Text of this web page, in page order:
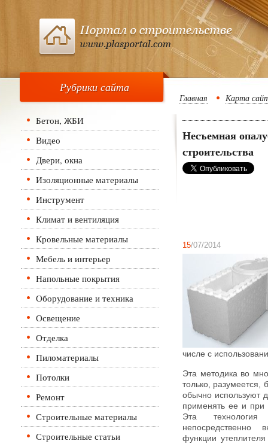
Рубрики сайта
Бетон, ЖБИ
Видео
Двери, окна
Изоляционные материалы
Инструмент
Климат и вентиляция
Кровельные материалы
Мебель и интерьер
Напольные покрытия
Оборудование и техника
Освещение
Отделка
Пиломатериалы
Потолки
Ремонт
Строительные материалы
Строительные статьи
Главная Карта
Несъемная
строительства
15/07/2014
числе с
Эта методика во
только,
обычно используют
применять ее и при
Эта технология
непосредственно
функции